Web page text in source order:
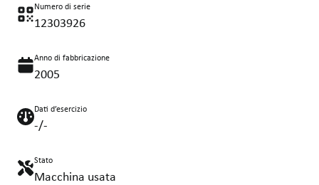
Numero di serie
12303926
Anno di fabbricazione
2005
Dati d’esercizio
-/-
Stato
Macchina usata